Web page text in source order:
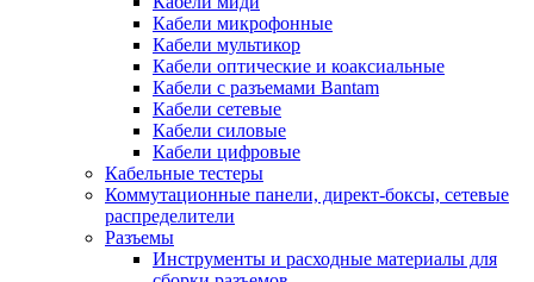
Кабели микрофонные
Кабели мультикор
Кабели оптические и коаксиальные
Кабели с разъемами Bantam
Кабели сетевые
Кабели силовые
Кабели цифровые
Кабельные тестеры
Коммутационные панели, директ-боксы, сетевые
распределители
Разъемы
Инструменты и расходные материалы для